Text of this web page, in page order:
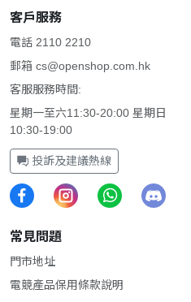
客戶服務
電話 2110 2210
郵箱 cs@openshop.com.hk
客服服務時間:
星期一至六11:30-20:00 星期日
10:30-19:00
投訴及建議熱線
常見問題
門市地址
電競產品保用條款說明